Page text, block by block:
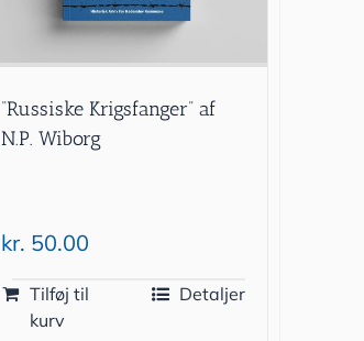
“Russiske Krigsfanger” af
N.P. Wiborg
kr. 50.00
Tilføj til
kurv
Detaljer